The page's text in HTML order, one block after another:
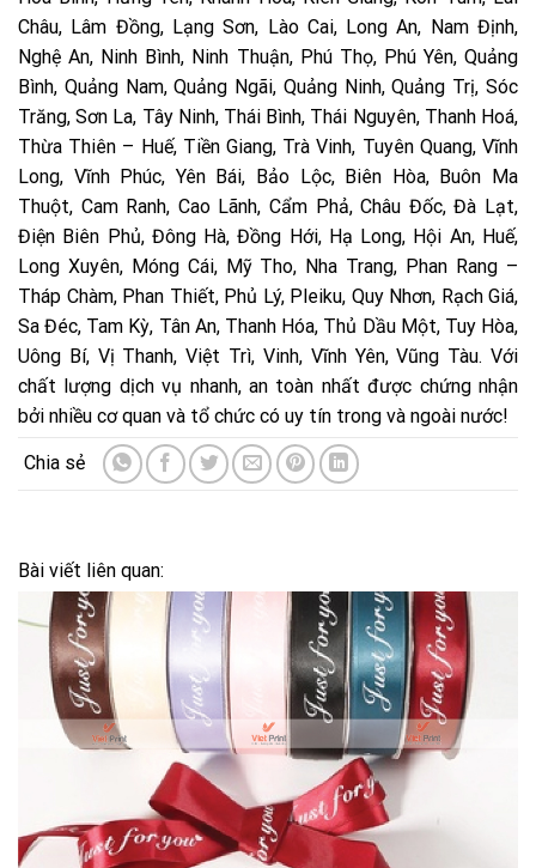
Châu, Lâm Đồng, Lạng Sơn, Lào Cai, Long An, Nam Định,
Nghệ An, Ninh Bình, Ninh Thuận, Phú Thọ, Phú Yên, Quảng
Bình, Quảng Nam, Quảng Ngãi, Quảng Ninh, Quảng Trị, Sóc
Trăng, Sơn La, Tây Ninh, Thái Bình, Thái Nguyên, Thanh Hoá,
Thừa Thiên – Huế, Tiền Giang, Trà Vinh, Tuyên Quang, Vĩnh
Long, Vĩnh Phúc, Yên Bái, Bảo Lộc, Biên Hòa, Buôn Ma
Thuột, Cam Ranh, Cao Lãnh, Cẩm Phả, Châu Đốc, Đà Lạt,
Điện Biên Phủ, Đông Hà, Đồng Hới, Hạ Long, Hội An, Huế,
Long Xuyên, Móng Cái, Mỹ Tho, Nha Trang, Phan Rang –
Tháp Chàm, Phan Thiết, Phủ Lý, Pleiku, Quy Nhơn, Rạch Giá,
Sa Đéc, Tam Kỳ, Tân An, Thanh Hóa, Thủ Dầu Một, Tuy Hòa,
Uông Bí, Vị Thanh, Việt Trì, Vinh, Vĩnh Yên, Vũng Tàu. Với
chất lượng dịch vụ nhanh, an toàn nhất được chứng nhận
bởi nhiều cơ quan và tổ chức có uy tín trong và ngoài nước!
Bài viết liên quan: